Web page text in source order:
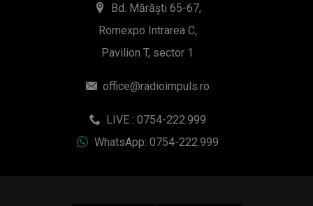
Bd. Mărăști 65-67,
Romexpo Intrarea C,
Pavilion T, sector 1
office@radioimpuls.ro
LIVE : 0754-222.999
WhatsApp: 0754-222.999